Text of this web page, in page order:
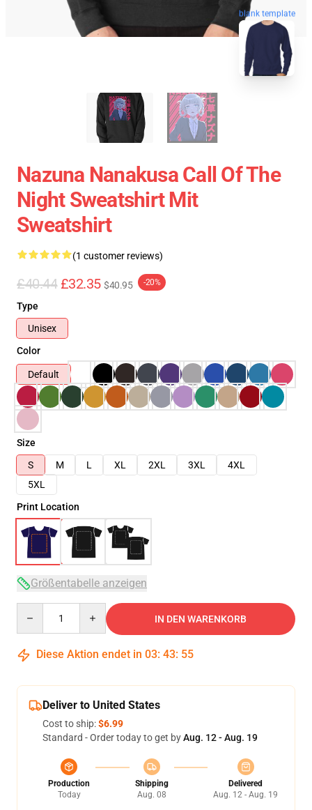
blank template
Nazuna Nanakusa Call Of The
Night Sweatshirt Mit
Sweatshirt
(1 customer reviews)
£40.44 £32.35 $40.95 -20%
Type
Unisex
Color
Default
Size
S
M L XL 2XL 3XL
4XL
5XL
Print Location
Größentabelle anzeigen
IN DEN WARENKORB
Diese Aktion endet in 03: 43: 54
Deliver to United States
Cost to ship:$6.99
Standard - Order today to get byAug. 12 - Aug. 19
Production
Today
Shipping
Aug. 08
Delivered
Aug. 12 - Aug. 19